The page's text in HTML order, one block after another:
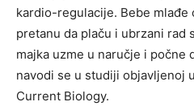
kardio-regulacije. Bebe mlađe
pretanu da plaču i ubrzani rad
majka uzme u naručje i počne
navodi se u studiji objavljenoj
Current Biology.